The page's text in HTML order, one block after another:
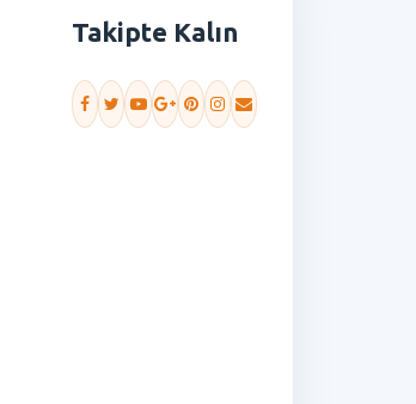
Takipte Kalın